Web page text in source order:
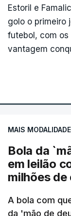
Estoril e
golo o primeiro
futebol, com
vantagem
MAIS
Bola da
em leilão
milhões de
A bola com
da 'mão de